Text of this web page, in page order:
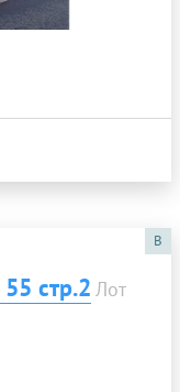
B
стр.2 Лот